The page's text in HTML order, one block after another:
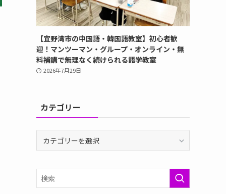
【宜野湾市の中国語・韓国語教室】初心者歓
迎！マンツーマン・グループ・オンライン・無
料補講で無理なく続けられる語学教室
2026年7月29日
カテゴリー
リ
ー